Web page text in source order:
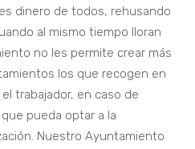
dinero de todos, rehusando
al mismo tiempo lloran
no les permite crear más
los que recogen en
trabajador, en caso de
pueda optar a la
Nuestro Ayuntamiento